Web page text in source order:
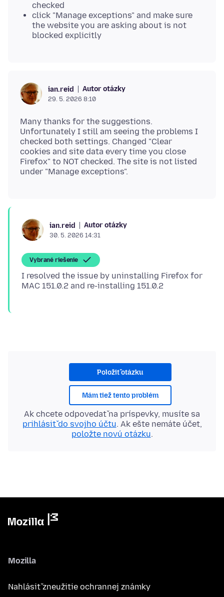
checked
click "Manage exceptions" and make sure
the website you are asking about is not
blocked explicitly
ian.reid Autor otázky
29. 5. 2026 8:10
Many thanks for the suggestions.
Unfortunately I still am seeing the problems I
checked both settings. Changed "Clear
cookies and site data every time you close
Firefox" to NOT checked. The site is not listed
ian.reid Autor otázky
30. 5. 2026 14:31
Vybrané riešenie
I resolved the issue by uninstalling Firefox for
Položiť otázku
Mám tiež tento problém
Ak chcete odpovedať na príspevky, musíte sa
prihlásiť do svojho účtu. Ak ešte nemáte účet,
položte novú otázku.
Mozilla
Nahlásiť zneužitie ochrannej známky